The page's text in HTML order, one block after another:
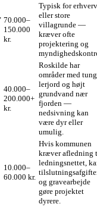
70.000–
150.000
kr.
Typisk for erhverv
eller store
villagrunde —
kræver ofte
projektering og
40.000–
200.000+
kr.
Roskilde har
områder med tung
lerjord og højt
grundvand nær
fjorden —
nedsivning kan
være dyr eller
umulig.
10.000–
60.000 kr.
Hvis kommunen
kræver afledning
ledningsnettet,
og gravearbejde
gøre projektet
dyrere.